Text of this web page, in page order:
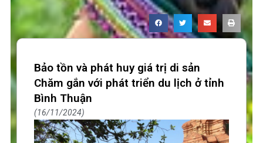
Bảo tồn và phát huy giá trị di sản
Chăm gắn với phát triển du lịch ở tỉnh
Bình Thuận
16/11/2024